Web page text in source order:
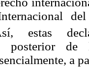
estas
posterior
a